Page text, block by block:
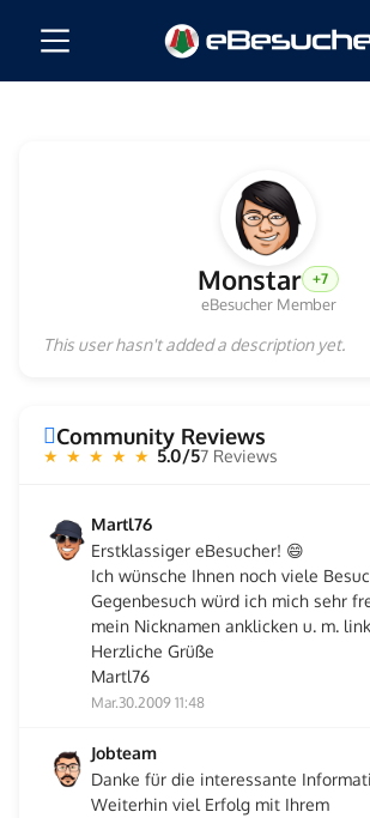
Monstar +7
eBesucher Member
This user hasn't added a description yet.
Community Reviews
★ ★ ★ ★ ★ 5.0/57 Reviews
Martl76
Erstklassiger eBesucher! 😄
Ich wünsche Ihnen noch viele
Gegenbesuch würd ich mich sehr
mein Nicknamen anklicken u. m.
Herzliche Grüße
Martl76
Mar.30.2009 11:48
Jobteam
Danke für die interessante
Weiterhin viel Erfolg mit Ihrem